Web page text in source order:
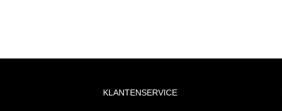
KLANTENSERVICE